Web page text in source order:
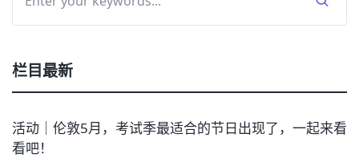
栏目最新
活动｜伦敦5月，考试季最适合的节日出现了，一起来看
看吧！